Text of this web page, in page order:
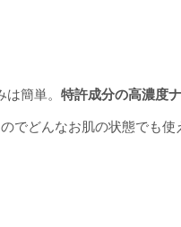
簡単。 特許成分の高濃度
でどんなお肌の状態でも使